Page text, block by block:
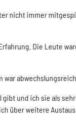
nicht immer
Die Leute
und ich sie als
über weitere